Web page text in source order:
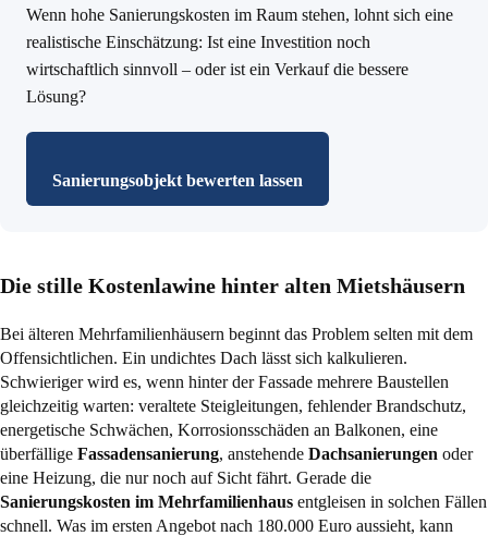
Wenn hohe Sanierungskosten im Raum stehen, lohnt sich eine
realistische Einschätzung: Ist eine Investition noch
wirtschaftlich sinnvoll – oder ist ein Verkauf die bessere
Lösung?
Sanierungsobjekt bewerten lassen
Die stille Kostenlawine hinter alten Mietshäusern
Bei älteren Mehrfamilienhäusern beginnt das Problem selten mit dem
Offensichtlichen. Ein undichtes Dach lässt sich kalkulieren.
Schwieriger wird es, wenn hinter der Fassade mehrere Baustellen
gleichzeitig warten: veraltete Steigleitungen, fehlender Brandschutz,
energetische Schwächen, Korrosionsschäden an Balkonen, eine
überfällige Fassadensanierung, anstehende Dachsanierungen oder
eine Heizung, die nur noch auf Sicht fährt. Gerade die
Sanierungskosten im Mehrfamilienhaus entgleisen in solchen Fällen
schnell. Was im ersten Angebot nach 180.000 Euro aussieht, kann